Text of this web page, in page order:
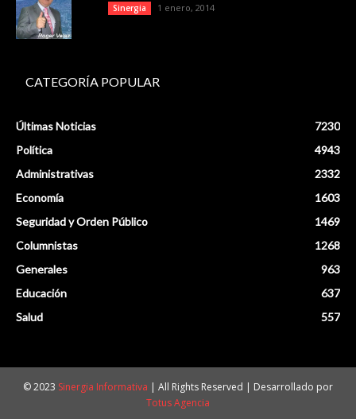
Sinergia 1 enero, 2014
CATEGORÍA POPULAR
Últimas Noticias
7230
Política
4943
Administrativas
2332
Economía
1603
Seguridad y Orden Público
1469
Columnistas
1268
Generales
963
Educación
637
Salud
557
© 2023 Sinergia Informativa | All Rights Reserved | Desarrollado por
Totus Agencia